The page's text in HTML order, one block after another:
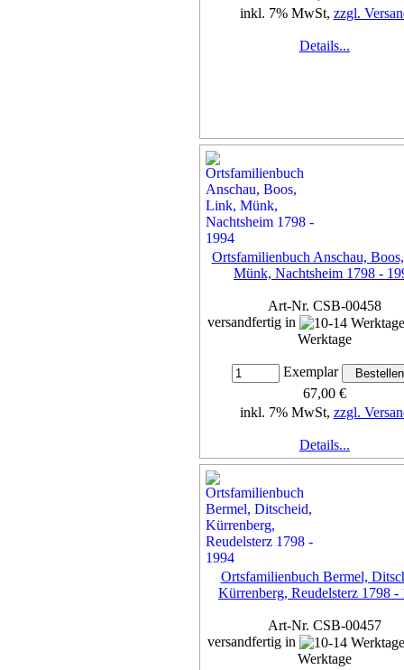
inkl. 7% MwSt, zzgl.
Details...
Ortsfamilienbuch Anschau,
Münk, Nachtsheim 1798 -
Art-Nr. CSB-00458
versandfertig in
Werktage
Exemplar
67,00 €
inkl. 7% MwSt, zzgl.
Details...
Ortsfamilienbuch Bermel,
Kürrenberg, Reudelsterz 1798 -
Art-Nr. CSB-00457
versandfertig in
Werktage